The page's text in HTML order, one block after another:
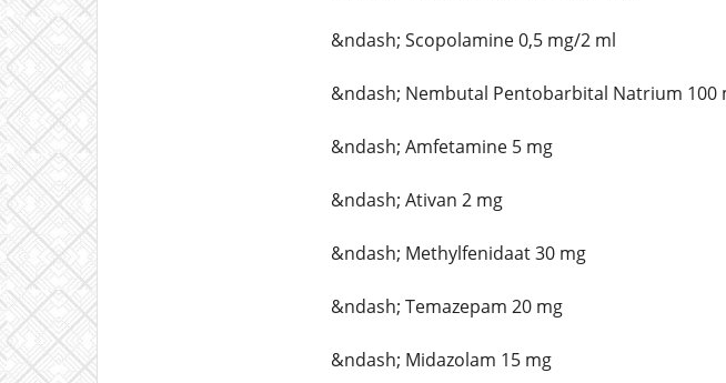
&ndash; Scopolamine 0,5 mg/2 ml
&ndash; Nembutal Pentobarbital Natrium 100
&ndash; Amfetamine 5 mg
&ndash; Ativan 2 mg
&ndash; Methylfenidaat 30 mg
&ndash; Temazepam 20 mg
&ndash; Midazolam 15 mg